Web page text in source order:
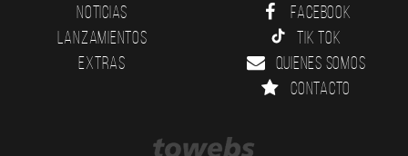
Noticias
Lanzamientos
Extras
Facebook
Tik Tok
Quienes somos
Contacto